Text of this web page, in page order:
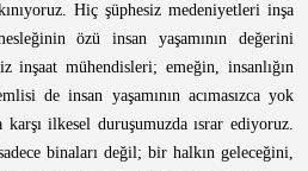
Hiç şüphesiz medeniyetleri inşa
özü insan yaşamının değerini
inşaat mühendisleri; emeğin, insanlığın
de insan yaşamının acımasızca yok
karşı ilkesel duruşumuzda ısrar ediyoruz.
binaları değil; bir halkın geleceğini,